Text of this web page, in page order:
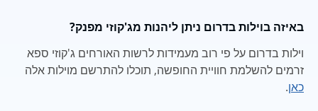
באיזה בוילות בדרום ניתן ליהנות מג'קוזי מפנק?
וילות בדרום על פי רוב מעמידות לרשות האורחים ג'קוזי ספא
זרמים להשלמת חוויית החופשה, תוכלו להתרשם מוילות אלה
כאן.